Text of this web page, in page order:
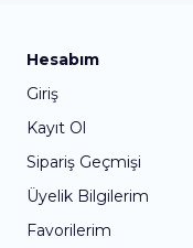
Hesabım
Giriş
Kayıt Ol
Sipariş Geçmişi
Üyelik Bilgilerim
Favorilerim